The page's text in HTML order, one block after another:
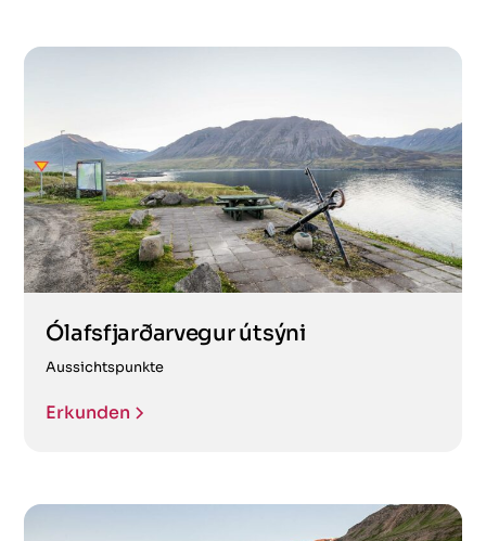
Ólafsfjarðarvegur útsýni
Aussichtspunkte
Erkunden